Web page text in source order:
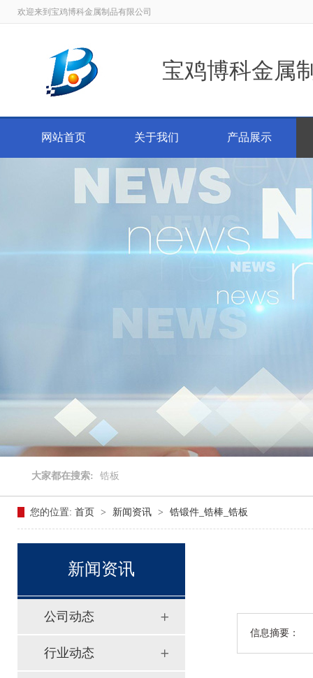
欢迎来到宝鸡博科金属制品有限公司
宝鸡博科金属
网站首页 关于我们 产品展示
大家都在搜索: 锆板
您的位置: 首页 > 新闻资讯 > 锆锻件_锆棒_锆板
信息摘要：
新闻资讯
公司动态
行业动态